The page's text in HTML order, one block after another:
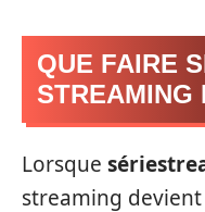
QUE FAIRE
STREAMING
Lorsque
streaming